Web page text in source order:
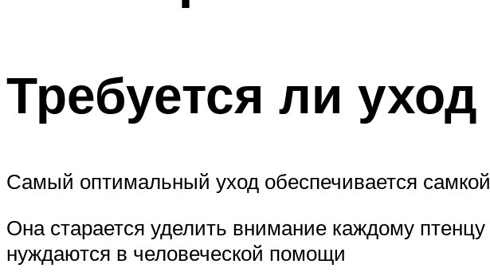
Требуется ли
Самый оптимальный уход обеспечивается
Она старается уделить внимание каждому
нуждаются в человеческой помощи